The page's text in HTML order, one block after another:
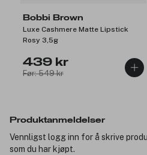
Bobbi Brown
Luxe Cashmere Matte Lipstick
Rosy 3,5g
439 kr
Før: 549 kr
Produktanmeldelser
Vennligst logg inn for å skrive
som du har kjøpt.